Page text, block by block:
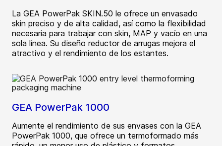
La GEA PowerPak SKIN.50 le ofrece un envasado
skin preciso y de alta calidad, así como la flexibilidad
necesaria para trabajar con skin, MAP y vacío en una
sola línea. Su diseño reductor de arrugas mejora el
atractivo y el rendimiento de los estantes.
GEA PowerPak 1000
Aumente el rendimiento de sus envases con la GEA
PowerPak 1000, que ofrece un termoformado más